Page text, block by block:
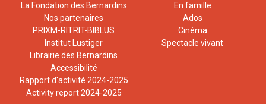
La Fondation des Bernardins
Nos partenaires
PRIXM-RITRIT-BIBLUS
Institut Lustiger
Librairie des Bernardins
Accessibilité
Rapport d'activité 2024-2025
Activity report 2024-2025
En famille
Ados
Cinéma
Spectacle vivant